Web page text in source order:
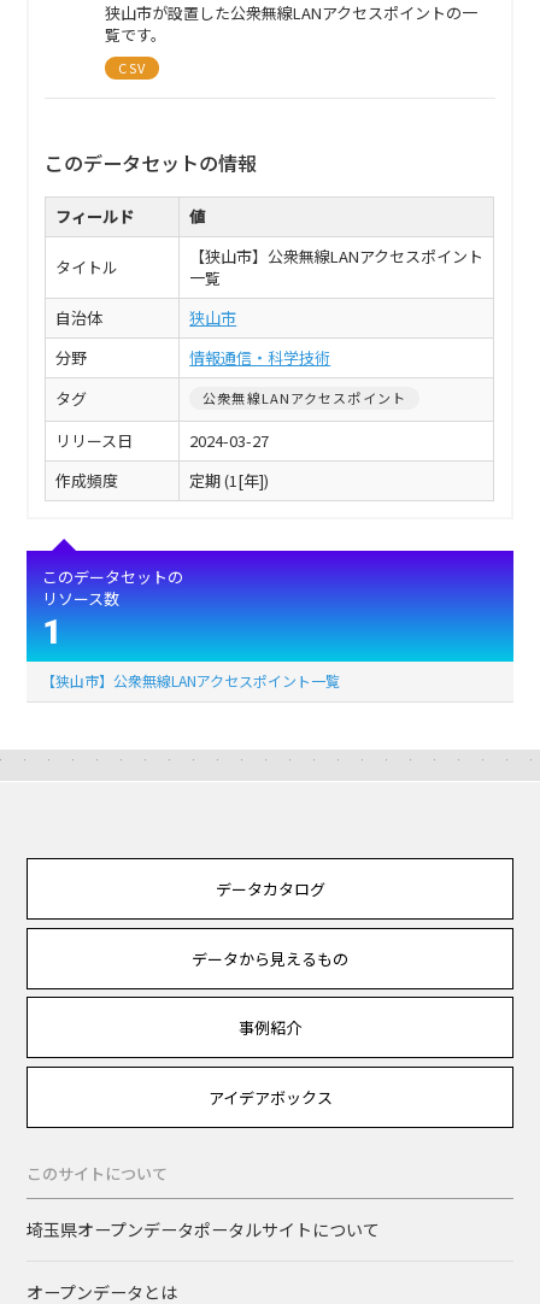
狭山市が設置した公衆無線LANアクセスポイントの一
覧です。
CSV
このデータセットの情報
フィールド 値
タイトル
【狭山市】公衆無線LANアクセスポイント
一覧
自治体
狭山市
分野
情報通信・科学技術
タグ
公衆無線LANアクセスポイント
リリース日
2024-03-27
作成頻度
定期 (1[年])
このデータセットの
リソース数
1
【狭山市】公衆無線LANアクセスポイント一覧
データカタログ
データから見えるもの
事例紹介
アイデアボックス
このサイトについて
埼玉県オープンデータポータルサイトについて
オープンデータとは